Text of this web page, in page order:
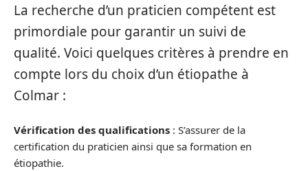
La recherche d’un praticien compétent est
primordiale pour garantir un suivi de
qualité. Voici quelques critères à prendre en
compte lors du choix d’un étiopathe à
Colmar :
Vérification des qualifications : S’assurer de la
certification du praticien ainsi que sa formation en
étiopathie.